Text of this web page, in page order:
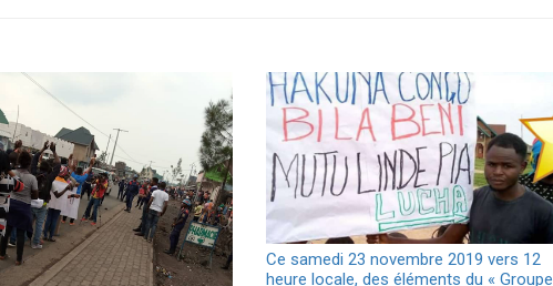
Ce samedi 23 novembre 2019 vers 12
heure locale, des éléments du « Groupe